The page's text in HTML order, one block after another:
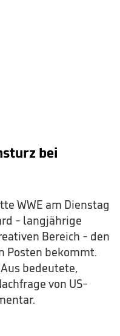
bei
WWE am Dienstag
- langjährige
Bereich - den
Posten bekommt.
bedeutete,
von US-